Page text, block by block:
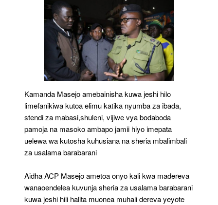
Kamanda Masejo amebainisha kuwa jeshi hilo
limefanikiwa kutoa elimu katika nyumba za ibada,
stendi za mabasi,shuleni, vijiwe vya bodaboda
pamoja na masoko ambapo jamii hiyo imepata
uelewa wa kutosha kuhusiana na sheria mbalimbali
za usalama barabarani
Aidha ACP Masejo ametoa onyo kali kwa madereva
wanaoendelea kuvunja sheria za usalama barabarani
kuwa jeshi hili halita muonea muhali dereva yeyote